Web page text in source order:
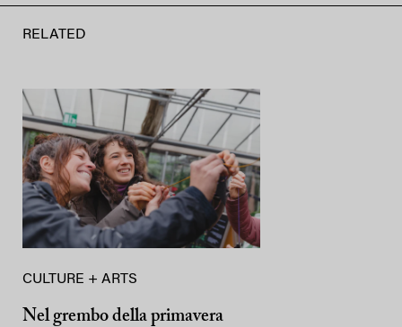
RELATED
CULTURE + ARTS
Nel grembo della primavera